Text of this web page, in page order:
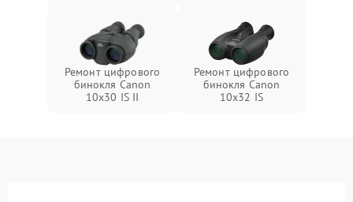
Ремонт цифрового
бинокля Canon
10x30 IS II
Ремонт цифрового
бинокля Canon
10x32 IS